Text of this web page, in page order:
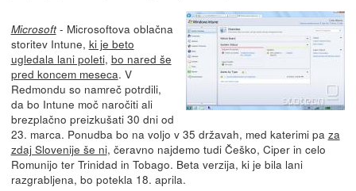
Microsoft- Microsoftova oblačna
storitev Intune, ki je beto
ugledala lani poleti, bo nared še
pred koncem meseca. V
Redmondu so namreč potrdili,
da bo Intune moč naročiti ali
brezplačno preizkušati 30 dni od
23. marca. Ponudba bo na voljo v 35 državah, med katerimi pa za
zdaj Slovenije še ni, čeravno najdemo tudi Češko, Ciper in celo
Romunijo ter Trinidad in Tobago. Beta verzija, ki je bila lani
razgrabljena, bo potekla 18. aprila.